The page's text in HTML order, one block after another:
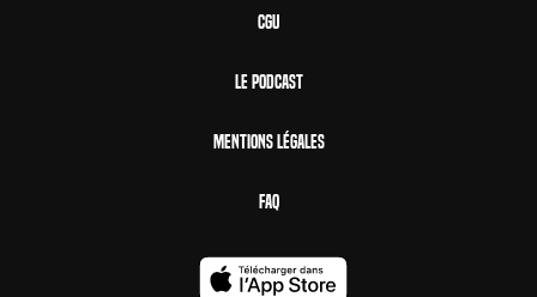
CGU
Le Podcast
Mentions Légales
FAQ